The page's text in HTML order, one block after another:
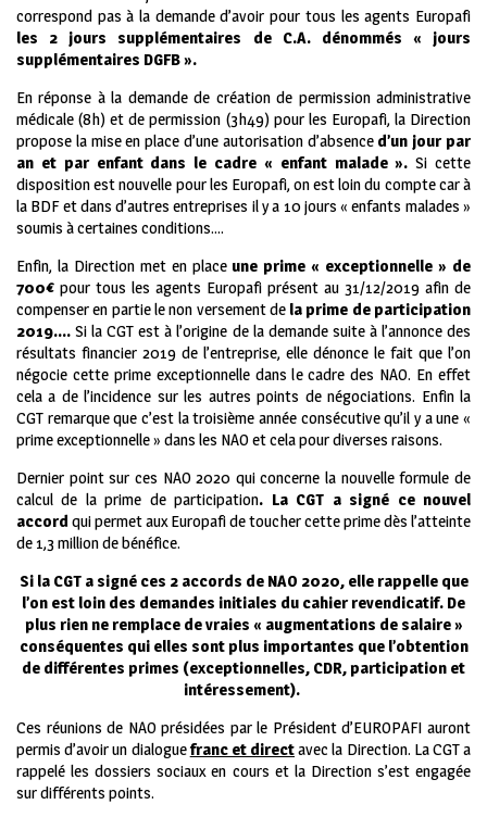
correspond pas à la demande d’avoir pour tous les agents Europafi
les 2 jours supplémentaires de C.A. dénommés « jours
supplémentaires DGFB ».
En réponse à la demande de création de permission administrative
médicale (8h) et de permission (3h49) pour les Europafi, la Direction
propose la mise en place d’une autorisation d’absence d’un jour par
an et par enfant dans le cadre « enfant malade ».Si cette
disposition est nouvelle pour les Europafi, on est loin du compte car à
la BDF et dans d’autres entreprises il y a 10 jours « enfants malades »
soumis à certaines conditions….
Enfin, la Direction met en place une prime « exceptionnelle » de
700€ pour tous les agents Europafi présent au 31/12/2019 afin de
compenser en partie le non versement de la prime de participation
2019….Si la CGT est à l’origine de la demande suite à l’annonce des
résultats financier 2019 de l’entreprise, elle dénonce le fait que l’on
négocie cette prime exceptionnelle dans le cadre des NAO. En effet
cela a de l’incidence sur les autres points de négociations. Enfin la
CGT remarque que c’est la troisième année consécutive qu’il y a une «
prime exceptionnelle » dans les NAO et cela pour diverses raisons.
Dernier point sur ces NAO 2020 qui concerne la nouvelle formule de
calcul de la prime de participation. La CGT a signé ce nouvel
accord qui permet aux Europafi de toucher cette prime dès l’atteinte
de 1,3 million de bénéfice.
Si la CGT a signé ces 2 accords de NAO 2020, elle rappelle que
l’on est loin des demandes initiales du cahier revendicatif. De
plus rien ne remplace de vraies « augmentations de salaire »
conséquentes qui elles sont plus importantes que l’obtention
de différentes primes (exceptionnelles, CDR, participation et
intéressement).
Ces réunions de NAO présidées par le Président d’EUROPAFI auront
permis d’avoir un dialoguefranc et directavec la Direction. La CGT a
rappelé les dossiers sociaux en cours et la Direction s’est engagée
sur différents points.